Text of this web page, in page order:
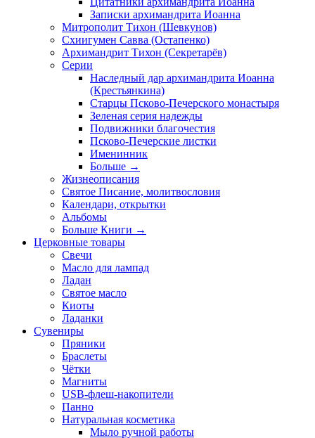
Записки архимандрита Иоанна
Митрополит Тихон (Шевкунов)
Схиигумен Савва (Остапенко)
Архимандрит Тихон (Секретарёв)
Серии
Наследный дар архимандрита Иоанна
(Крестьянкина)
Старцы Псково-Печерского монастыря
Зеленая серия надежды
Подвижники благочестия
Псково-Печерские листки
Именинник
Больше →
Жизнеописания
Святое Писание, молитвословия
Календари, открытки
Альбомы
Больше Книги →
Церковные товары
Свечи
Масло для лампад
Ладан
Святое масло
Киоты
Ладанки
Сувениры
Пряники
Браслеты
Чётки
Магниты
USB-флеш-накопители
Панно
Натуральная косметика
Мыло ручной работы